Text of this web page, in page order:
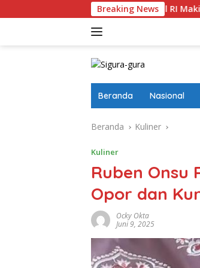
ke
Breaking News
Masuk Ke Pinjol RI Makin Deras,
Beranda Nasional
Beranda Kuliner
Kuliner
Ruben Onsu
Opor dan
Ocky Okta
Juni 9, 2025